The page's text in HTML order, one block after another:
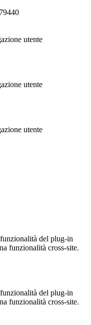
utente
utente
utente
del plug-in
funzionalità cross-site.
del plug-in
funzionalità cross-site.